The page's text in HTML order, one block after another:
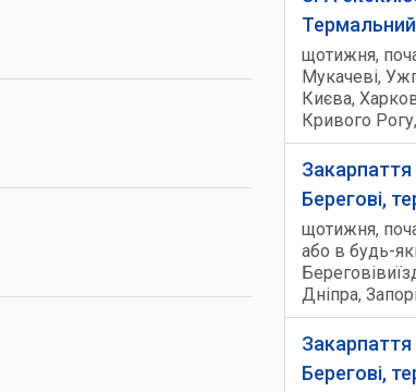
щотижня,
Мукачеві,
Києва,
Кривого
Берегові,
щотижня,
або в будь-
Дніпра,
Берегові,